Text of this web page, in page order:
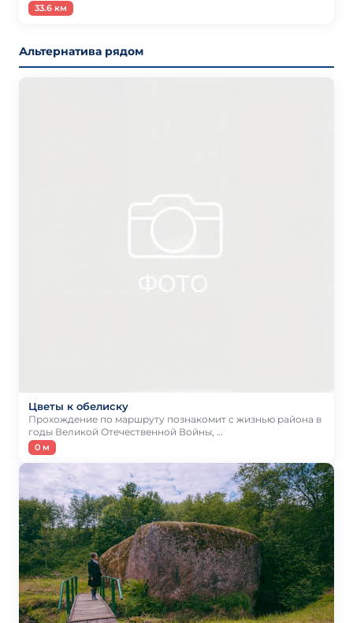
33.6 км
Альтернатива рядом
Цветы к обелиску
Прохождение по маршруту познакомит с жизнью района в
годы Великой Отечественной Войны, …
0 м